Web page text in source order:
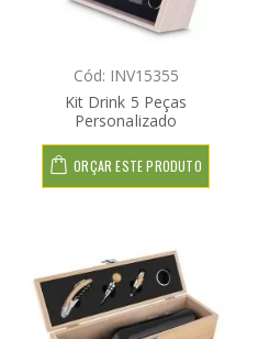
Cód: INV15355
Kit Drink 5 Peças
Personalizado
ORÇAR ESTE PRODUTO